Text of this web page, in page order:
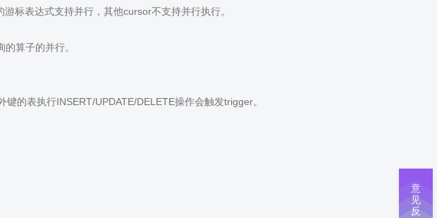
标表达式支持并行，其他cursor不支持并行执行。
算子的并行。
的表执行INSERT/UPDATE/DELETE操作会触发trigger。
意
见
反